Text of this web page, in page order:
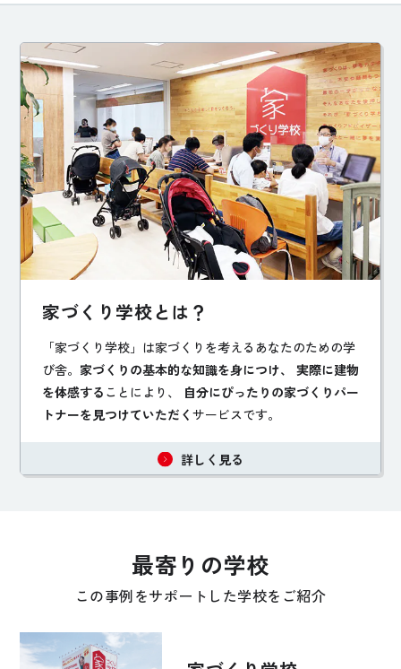
家づくり学校とは？
「家づくり学校」は家づくりを考えるあなたのための学
び舎。 家づくりの基本的な知識を身につけ、 実際に建物
を体感する ことにより、 自分にぴったりの家づくりパー
トナーを見つけていただく サービスです。
詳しく見る
最寄りの学校
この事例をサポートした学校をご紹介